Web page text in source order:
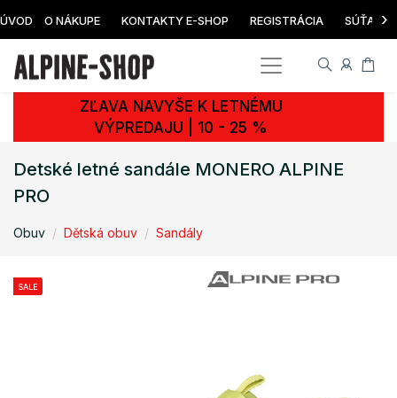
ÚVOD O NÁKUPE KONTAKTY E-SHOP REGISTRÁCIA SÚŤAŽ ›
ZĽAVA NAVYŠE K LETNÉMU
VÝPREDAJU | 10 - 25 %
Detské letné sandále MONERO ALPINE
PRO
Obuv Dětská obuv Sandály
SALE